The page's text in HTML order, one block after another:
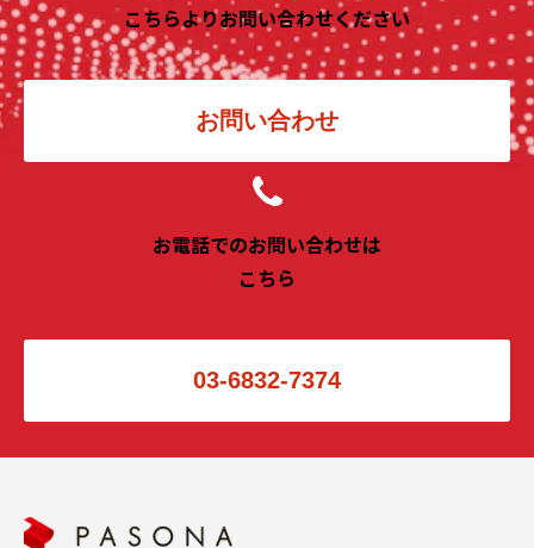
こちらよりお問い合わせください
お問い合わせ
お電話でのお問い合わせは
こちら
03-6832-7374